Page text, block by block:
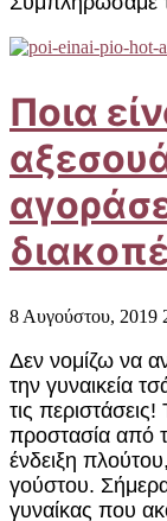
Ποια
8 Αυγούστου, 2019
Δεν νομίζω να
την γυναικεία
τις
προστασία από
ένδειξη
γούστου.
γυναίκας που